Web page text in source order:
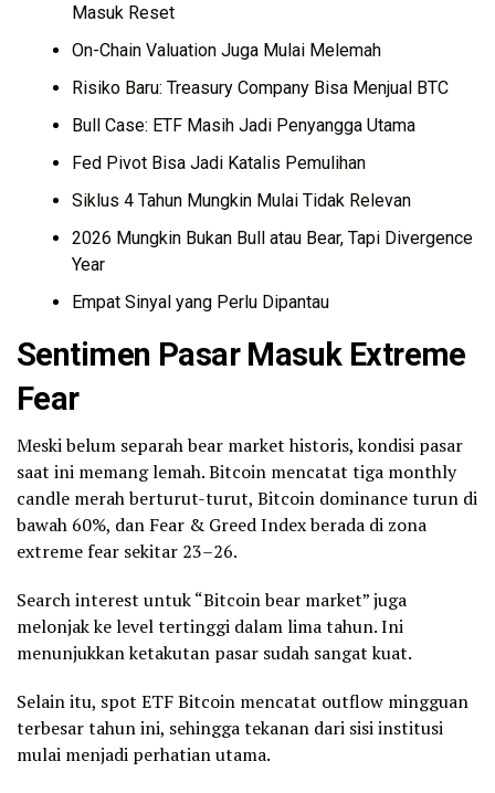
Masuk Reset
On-Chain Valuation Juga Mulai Melemah
Risiko Baru: Treasury Company Bisa Menjual BTC
Bull Case: ETF Masih Jadi Penyangga Utama
Fed Pivot Bisa Jadi Katalis Pemulihan
Siklus 4 Tahun Mungkin Mulai Tidak Relevan
2026 Mungkin Bukan Bull atau Bear, Tapi Divergence
Year
Empat Sinyal yang Perlu Dipantau
Sentimen Pasar Masuk Extreme
Fear
Meski belum separah bear market historis, kondisi pasar
saat ini memang lemah. Bitcoin mencatat tiga monthly
candle merah berturut-turut, Bitcoin dominance turun di
bawah 60%, dan Fear & Greed Index berada di zona
extreme fear sekitar 23–26.
Search interest untuk “Bitcoin bear market” juga
melonjak ke level tertinggi dalam lima tahun. Ini
menunjukkan ketakutan pasar sudah sangat kuat.
Selain itu, spot ETF Bitcoin mencatat outflow mingguan
terbesar tahun ini, sehingga tekanan dari sisi institusi
mulai menjadi perhatian utama.